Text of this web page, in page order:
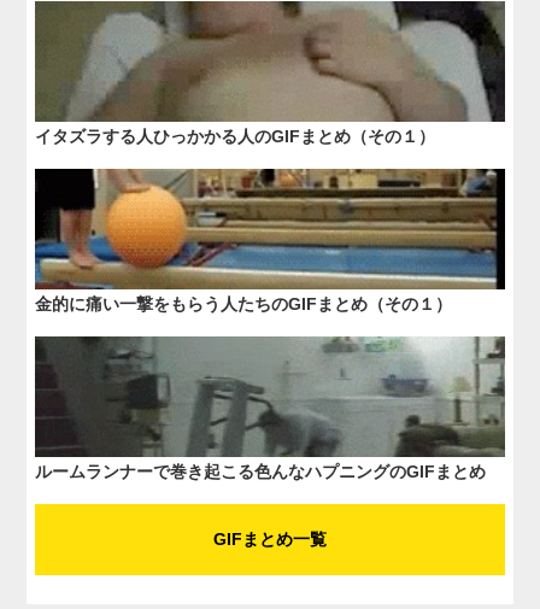
イタズラする人ひっかかる人のGIFまとめ（その１）
金的に痛い一撃をもらう人たちのGIFまとめ（その１）
ルームランナーで巻き起こる色んなハプニングのGIFまとめ
GIFまとめ一覧